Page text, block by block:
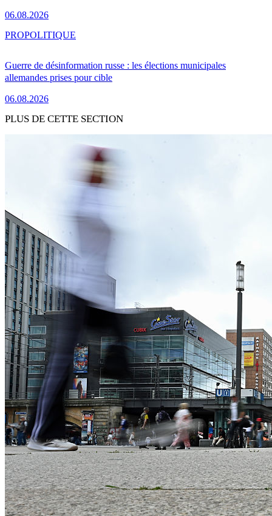
06.08.2026
Guerre de désinformation russe : les élections municipales
allemandes prises pour cible
06.08.2026
PROPOLITIQUE
PLUS DE CETTE SECTION